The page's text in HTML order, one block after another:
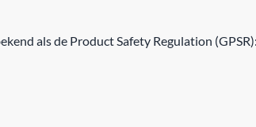
als de Product Safety Regulation (GPSR):